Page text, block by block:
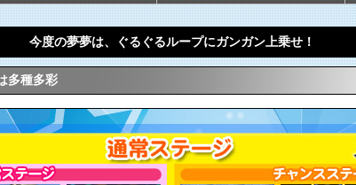
今度の夢夢は、ぐるぐるループにガンガン上乗せ！
多種多彩